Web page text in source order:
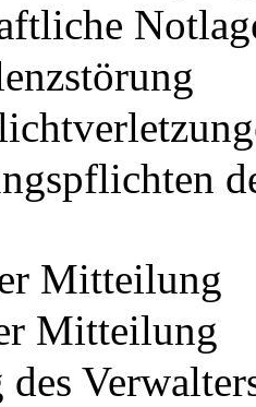
Mitteilung
Mitteilung